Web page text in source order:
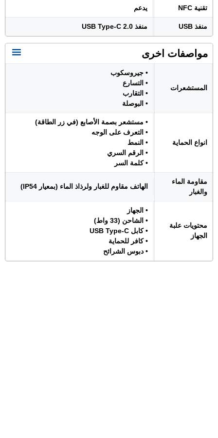
تقنية NFC يدعم
منفذ USB منفذ USB Type-C 2.0
مواصفات اخرى
المستشعرات
• جيروسكوب
• التسارع
• التقارب
• البوصلة
انواع الحماية
• مستشعر بصمة الأصابع (في زر الطاقة)
• التعرف على الوجه
• النمط
• الرقم السري
• كلمة السر
مقاومة الماء
والغبار
الهاتف مقاوم للغبار ولرذاذ الماء (بمعيار IP54)
محتويات علبة
الجهاز
• الجهاز
• الشاحن (33 واط)
• كابل USB Type-C
• كافر للحماية
• دبوس الشرائح